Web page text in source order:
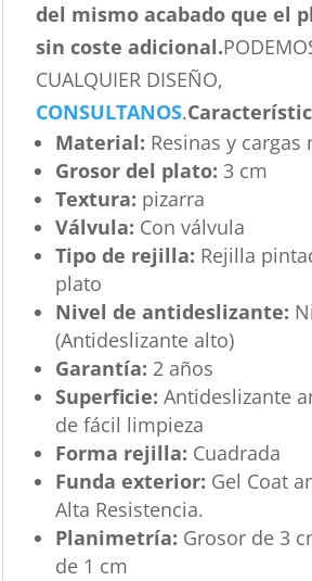
del mismo acabado que el
sin coste adicional.
CUALQUIER DISEÑO,
CONSULTANOS.
Material: Resinas y cargas
Grosor del plato: 3 cm
Textura: pizarra
Válvula: Con válvula
Tipo de rejilla: Rejilla
plato
Nivel de antideslizante:
(Antideslizante alto)
Garantía: 2 años
Superficie: Antideslizante
de fácil limpieza
Forma rejilla: Cuadrada
Funda exterior: Gel Coat
Alta Resistencia.
Planimetría: Grosor de 3
de 1 cm